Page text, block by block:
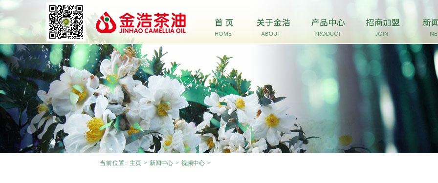
当前位置: 主页 > 新闻中心 > 视频中心 >